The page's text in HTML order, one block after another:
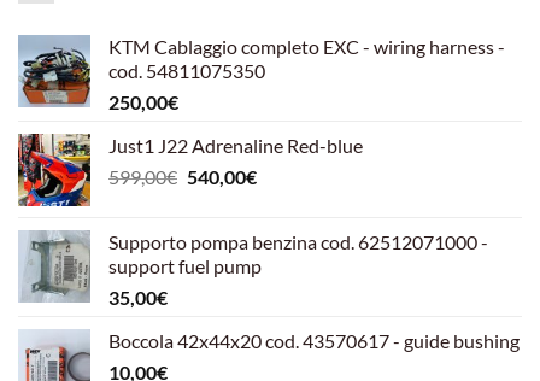
KTM Cablaggio completo EXC - wiring harness -
cod. 54811075350
250,00€
Just1 J22 Adrenaline Red-blue
599,00€ Il
era:
599,00€.
540,00€Il
è:
540,00€.
Supporto pompa benzina cod. 62512071000 -
support fuel pump
35,00€
Boccola 42x44x20 cod. 43570617 - guide bushing
10,00€